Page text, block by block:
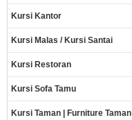
Kursi Kantor
Kursi Malas / Kursi Santai
Kursi Restoran
Kursi Sofa Tamu
Kursi Taman | Furniture Taman